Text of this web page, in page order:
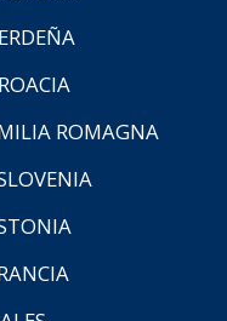
ROMAGNA